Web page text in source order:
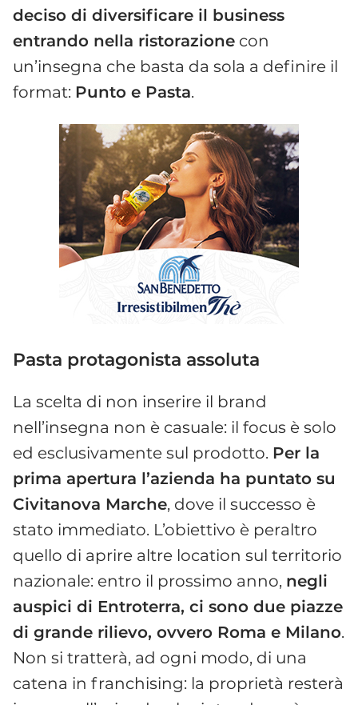
deciso di diversificare il business
entrando nella ristorazione con
un’insegna che basta da sola a definire il
format: Punto e Pasta.
Pasta protagonista assoluta
La scelta di non inserire il brand
nell’insegna non è casuale: il focus è solo
ed esclusivamente sul prodotto. Per la
prima apertura l’azienda ha puntato su
Civitanova Marche, dove il successo è
stato immediato. L’obiettivo è peraltro
quello di aprire altre location sul territorio
nazionale: entro il prossimo anno, negli
auspici di Entroterra, ci sono due piazze
di grande rilievo, ovvero Roma e Milano.
Non si tratterà, ad ogni modo, di una
catena in franchising: la proprietà resterà